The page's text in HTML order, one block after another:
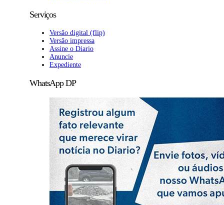
Serviços
Versão digital (flip)
Versão impressa
Assine o Diario
Anuncie
Expediente
WhatsApp DP